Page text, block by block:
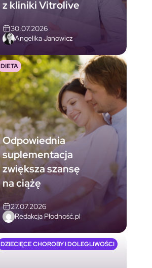
z kliniki Vitrolive
30.07.2026
Angelika Janowicz
Odpowiednia
suplementacja
zwiększa szansę
na ciążę
27.07.2026
Redakcja Płodność.pl
DIETA
DZIECIĘCE CHOROBY I DOLEGLIWOŚCI